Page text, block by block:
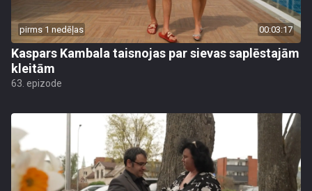
pirms 1 nedēļas 00:03:17
Kaspars Kambala taisnojas par sievas saplēstajām
kleitām
63. epizode